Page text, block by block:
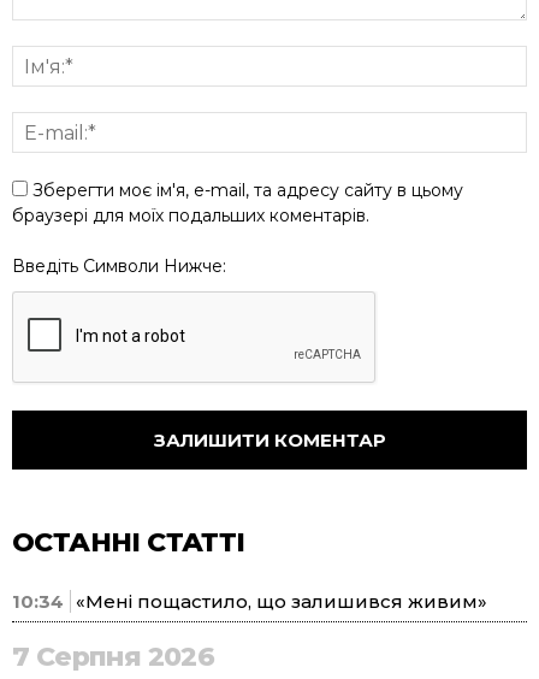
Зберегти моє ім'я, e-mail, та адресу сайту в цьому
браузері для моїх подальших коментарів.
Введіть Символи Нижче:
ОСТАННІ СТАТТІ
10:34 «Мені пощастило, що залишився живим»
7 Серпня 2026